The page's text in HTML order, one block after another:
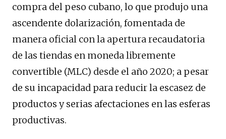
compra del peso cubano, lo que produjo una
ascendente dolarización, fomentada de
manera oficial con la apertura recaudatoria
de las tiendas en moneda libremente
convertible (MLC) desde el año 2020; a pesar
de su incapacidad para reducir la escasez de
productos y serias afectaciones en las esferas
productivas.